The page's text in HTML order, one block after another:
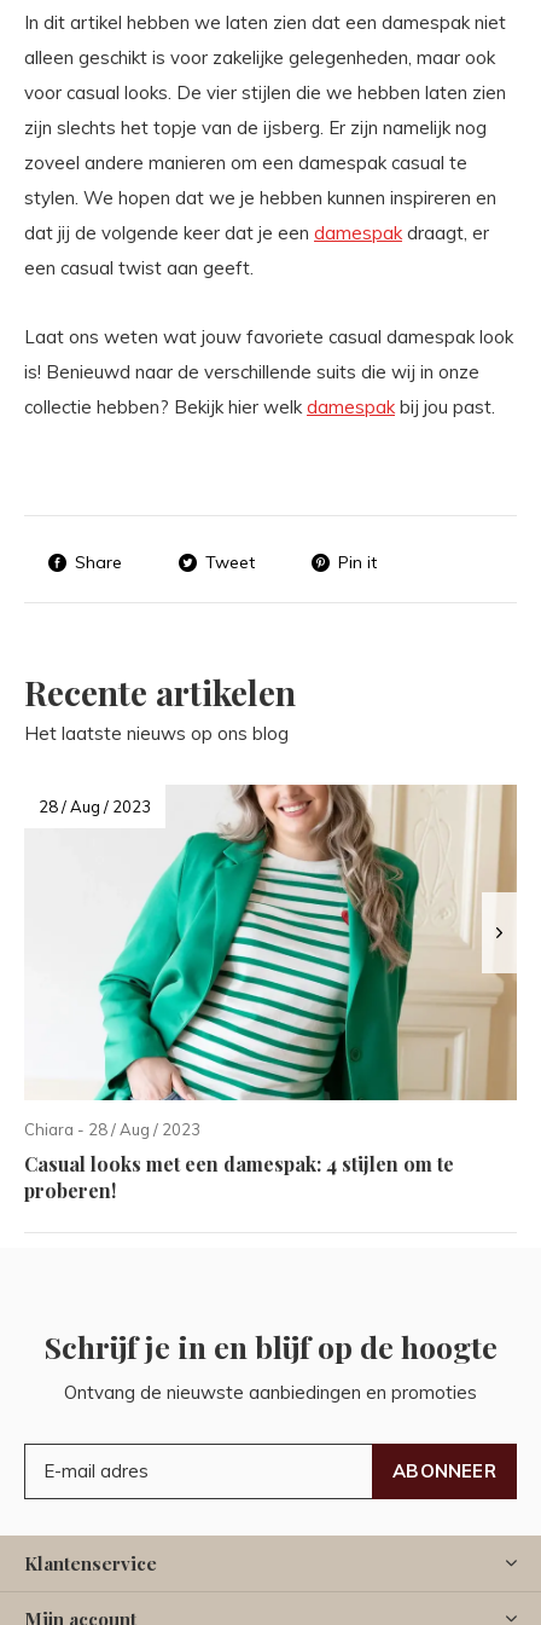
In dit artikel hebben we laten zien dat een damespak niet
alleen geschikt is voor zakelijke gelegenheden, maar ook
voor casual looks. De vier stijlen die we hebben laten zien
zijn slechts het topje van de ijsberg. Er zijn namelijk nog
zoveel andere manieren om een damespak casual te
stylen. We hopen dat we je hebben kunnen inspireren en
dat jij de volgende keer dat je een damespak draagt, er
een casual twist aan geeft.
Laat ons weten wat jouw favoriete casual damespak look
is! Benieuwd naar de verschillende suits die wij in onze
collectie hebben? Bekijk hier welk damespak bij jou past.
Share Tweet Pin it
Recente artikelen
Het laatste nieuws op ons blog
28 / Aug / 2023
Chiara - 28 / Aug / 2023
Casual looks met een damespak: 4 stijlen om te
proberen!
Schrijf je in en blijf op de hoogte
Ontvang de nieuwste aanbiedingen en promoties
ABONNEER
Klantenservice
Mijn account